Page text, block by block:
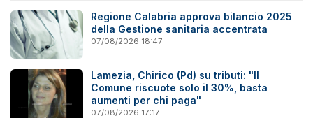
Regione Calabria approva bilancio 2025
della Gestione sanitaria accentrata
07/08/2026 18:47
Lamezia, Chirico (Pd) su tributi: "Il
Comune riscuote solo il 30%, basta
aumenti per chi paga"
07/08/2026 17:17